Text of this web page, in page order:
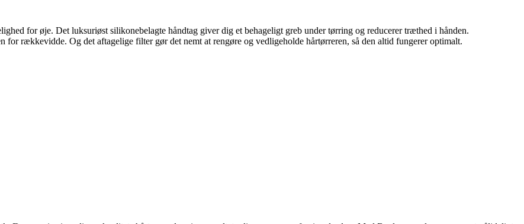
for øje. Det luksuriøst silikonebelagte håndtag giver dig et behageligt greb under tørring og reducerer træthed i hånden.
for rækkevidde. Og det aftagelige filter gør det nemt at rengøre og vedligeholde hårtørreren, så den altid fungerer optimalt.